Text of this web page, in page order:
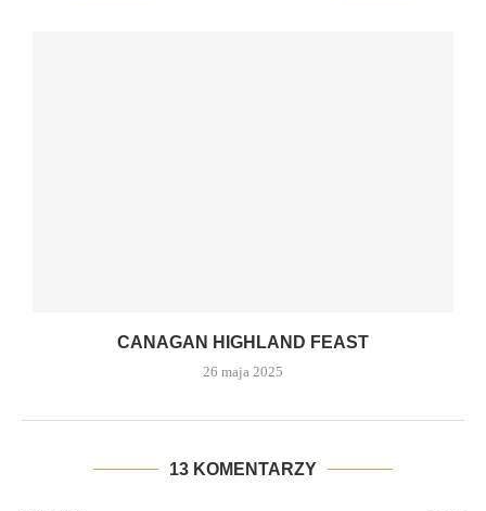
CANAGAN HIGHLAND FEAST
26 maja 2025
13 KOMENTARZY